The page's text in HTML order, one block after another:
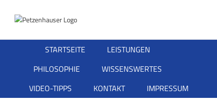
Inhalt
springen
STARTSEITE
LEISTUNGEN
PHILOSOPHIE
WISSENSWERTES
VIDEO-TIPPS
KONTAKT IMPRESSUM